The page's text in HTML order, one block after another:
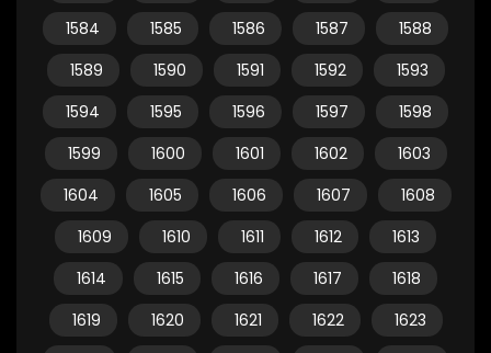
1584
1585 1586 1587
1588
1589
1590 1591 1592
1593
1594
1595 1596 1597
1598
1599
1600 1601 1602
1603
1604
1605 1606 1607
1608
1609
1610 1611 1612
1613
1614
1615 1616 1617
1618
1619
1620 1621 1622
1623